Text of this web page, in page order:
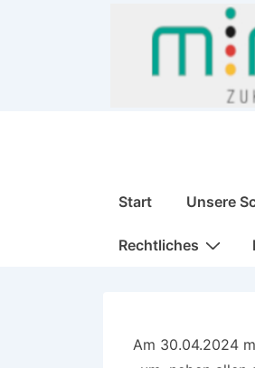
Hauptnavigation
Start Unsere
Rechtliches
Am 30.04.2024